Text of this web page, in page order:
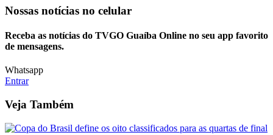
Nossas notícias no celular
Receba as notícias do TVGO Guaíba Online no seu app favorito
de mensagens.
Whatsapp
Entrar
Veja Também